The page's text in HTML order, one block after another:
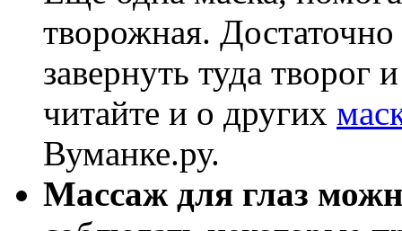
творожная.
завернуть туда творог
читайте и о других
Вуманке.ру.
Массаж для глаз